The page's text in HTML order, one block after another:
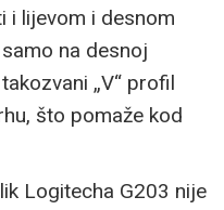
i lijevom i desnom
na desnoj
„V“ profil
što pomaže kod
Logitecha G203 nije